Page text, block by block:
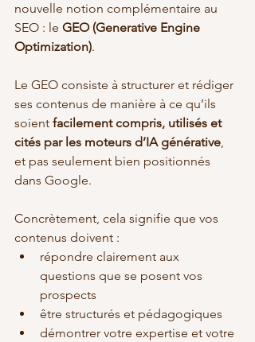
nouvelle notion complémentaire au
SEO : le GEO (Generative Engine
Optimization).
Le GEO consiste à structurer et rédiger
ses contenus de manière à ce qu’ils
soient facilement compris, utilisés et
cités par les moteurs d’IA générative,
et pas seulement bien positionnés
dans Google.
Concrètement, cela signifie que vos
contenus doivent :
répondre clairement aux
questions que se posent vos
prospects
être structurés et pédagogiques
démontrer votre expertise et votre